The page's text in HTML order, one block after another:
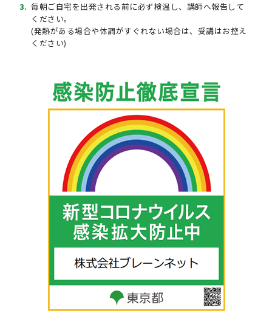
毎朝ご自宅を出発される前に必ず検温し、講師へ報告して
ください。
(発熱がある場合や体調がすぐれない場合は、受講はお控え
ください)